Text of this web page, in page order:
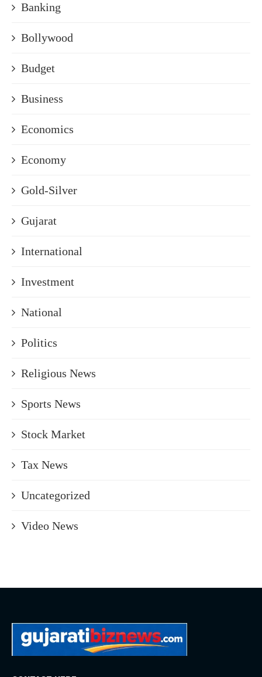
Banking
Bollywood
Budget
Business
Economics
Economy
Gold-Silver
Gujarat
International
Investment
National
Politics
Religious News
Sports News
Stock Market
Tax News
Uncategorized
Video News